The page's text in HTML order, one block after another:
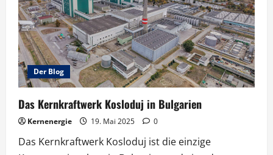
Der Blog
Das Kernkraftwerk Kosloduj in Bulgarien
Kernenergie 19. Mai 2025 0
Das Kernkraftwerk Kosloduj ist die einzige